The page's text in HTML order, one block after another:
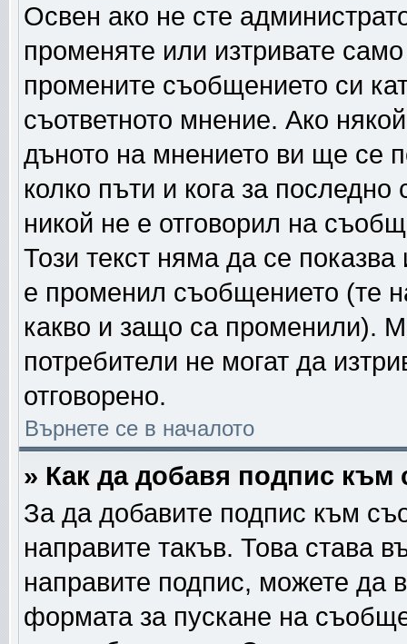
Освен ако не сте
променяте или изтривате
промените съобщението си
съответното мнение. Ако
дъното на мнението ви ще се
колко пъти и кога за
никой не е отговорил на
Този текст няма да се
е променил съобщението (те
какво и защо са променили).
потребители не могат да
отговорено.
Върнете се в началото
» Как да добавя подпис към
За да добавите подпис към
направите такъв. Това става
направите подпис, можете да
формата за пускане на